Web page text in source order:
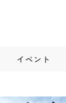
イベント